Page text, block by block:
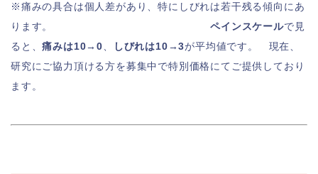
※痛みの具合は個人差があり、特にしびれは若干残る傾向にあ
ります。ペインスケールで見
ると、痛みは10→0、 しびれは10→3が平均値です。 現在、
研究にご協力頂ける方を募集中で特別価格にてご提供しており
ます。